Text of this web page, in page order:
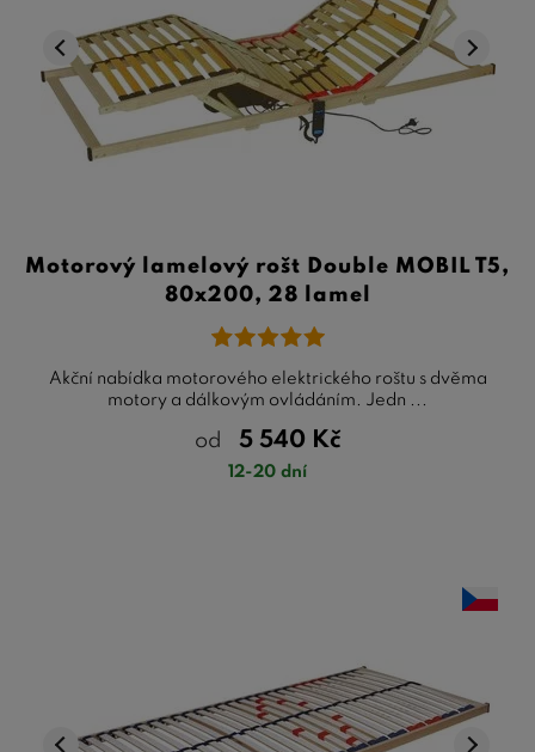
Motorový lamelový rošt Double MOBIL T5,
80x200, 28 lamel
Akční nabídka motorového elektrického roštu s dvěma
motory a dálkovým ovládáním. Jedn ...
od 5 540 Kč
12-20 dní